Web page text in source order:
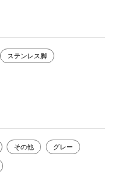
ステンレス脚
その他 グレー